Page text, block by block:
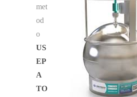
met
od
o
US
EP
A
TO